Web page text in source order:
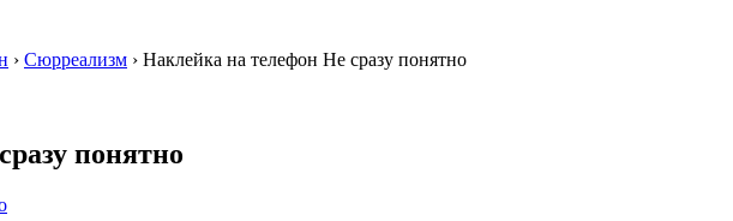
› Сюрреализм › Наклейка на телефон Не сразу понятно
понятно